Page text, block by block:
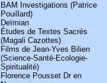
BAM Investigations (Patrice
Pouillard)
Deïmian
Études de Textes Sacrés
(Magali Cazottes)
Films de Jean-Yves Bilien
(Science-Santé-Ecologie-
Spiritualité)
Florence Pousset Dr en